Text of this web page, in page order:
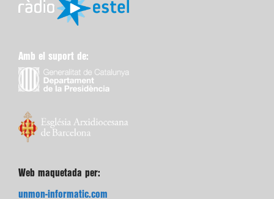
Amb el suport de:
Web maquetada per:
unmon-informatic.com